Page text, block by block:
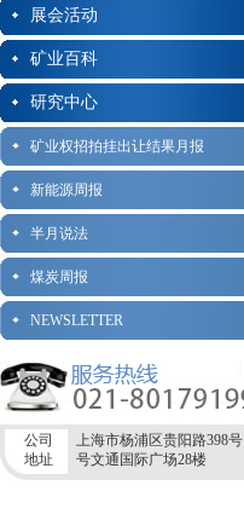
展会活动
矿业百科
研究中心
矿业权招拍挂出让结果月报
新能源周报
半月说法
煤炭周报
NEWSLETTER
公司
地址
上海市杨浦区贵阳路398号
号文通国际广场28楼